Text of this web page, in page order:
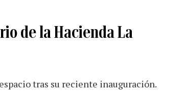
de la Hacienda La
tras su reciente inauguración.